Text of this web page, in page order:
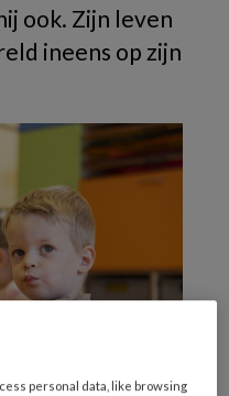
ook. Zijn leven
ineens op zijn
personal data, like browsing